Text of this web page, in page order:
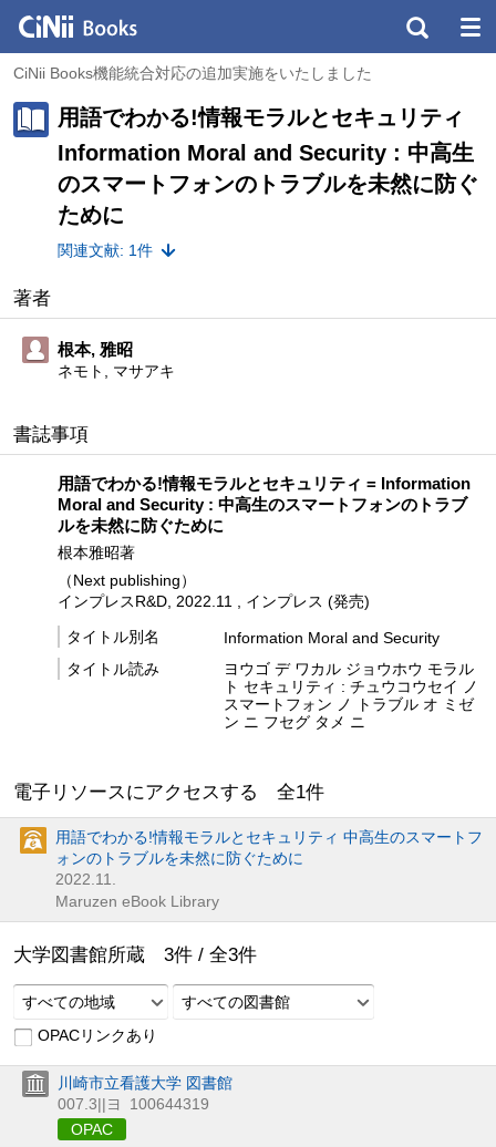
CiNii Books機能統合対応の追加実施をいたしました
用語でわかる!情報モラルとセキュリティ
Information Moral and Security : 中高生
のスマートフォンのトラブルを未然に防ぐ
ために
関連文献: 1件
著者
根本, 雅昭
ネモト, マサアキ
書誌事項
用語でわかる!情報モラルとセキュリティ = Information
Moral and Security : 中高生のスマートフォンのトラブ
ルを未然に防ぐために
根本雅昭著
（Next publishing）
インプレスR&D, 2022.11 , インプレス (発売)
タイトル別名
Information Moral and Security
タイトル読み
ヨウゴ デ ワカル ジョウホウ モラル
ト セキュリティ : チュウコウセイ ノ
スマートフォン ノ トラブル オ ミゼ
ン ニ フセグ タメ ニ
電子リソースにアクセスする 全1件
用語でわかる!情報モラルとセキュリティ 中高生のスマートフ
ォンのトラブルを未然に防ぐために
2022.11.
Maruzen eBook Library
大学図書館所蔵 3件 / 全3件
すべての地域
すべての図書館
OPACリンクあり
川崎市立看護大学 図書館
007.3||ヨ
100644319
OPAC